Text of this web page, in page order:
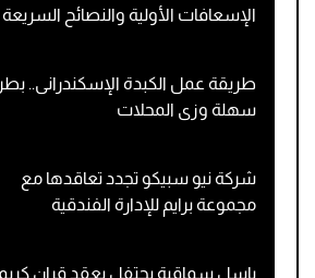
الإسعافات الأولية والنصائح السريعة
طريقة عمل الكبدة الإسكندرانى..
سهلة وزى المحلات
شركة نيو سبيكو تجدد تعاقدها مع
مجموعة برايم للإدارة الفندقية
باسل سماقية يحتفل بعقد قران